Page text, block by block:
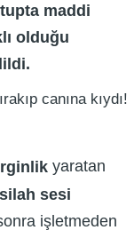
maddi
olduğu
yaratan
silah sesi
işletmeden